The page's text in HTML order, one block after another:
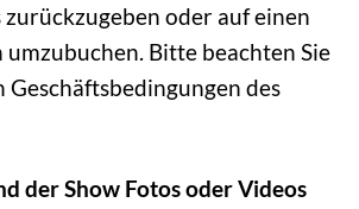
zurückzugeben oder auf einen
umzubuchen. Bitte beachten Sie
Geschäftsbedingungen des
der Show Fotos oder Videos